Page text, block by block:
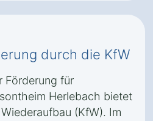
durch die KfW
Förderung für
Herlebach bietet
(KfW). Im